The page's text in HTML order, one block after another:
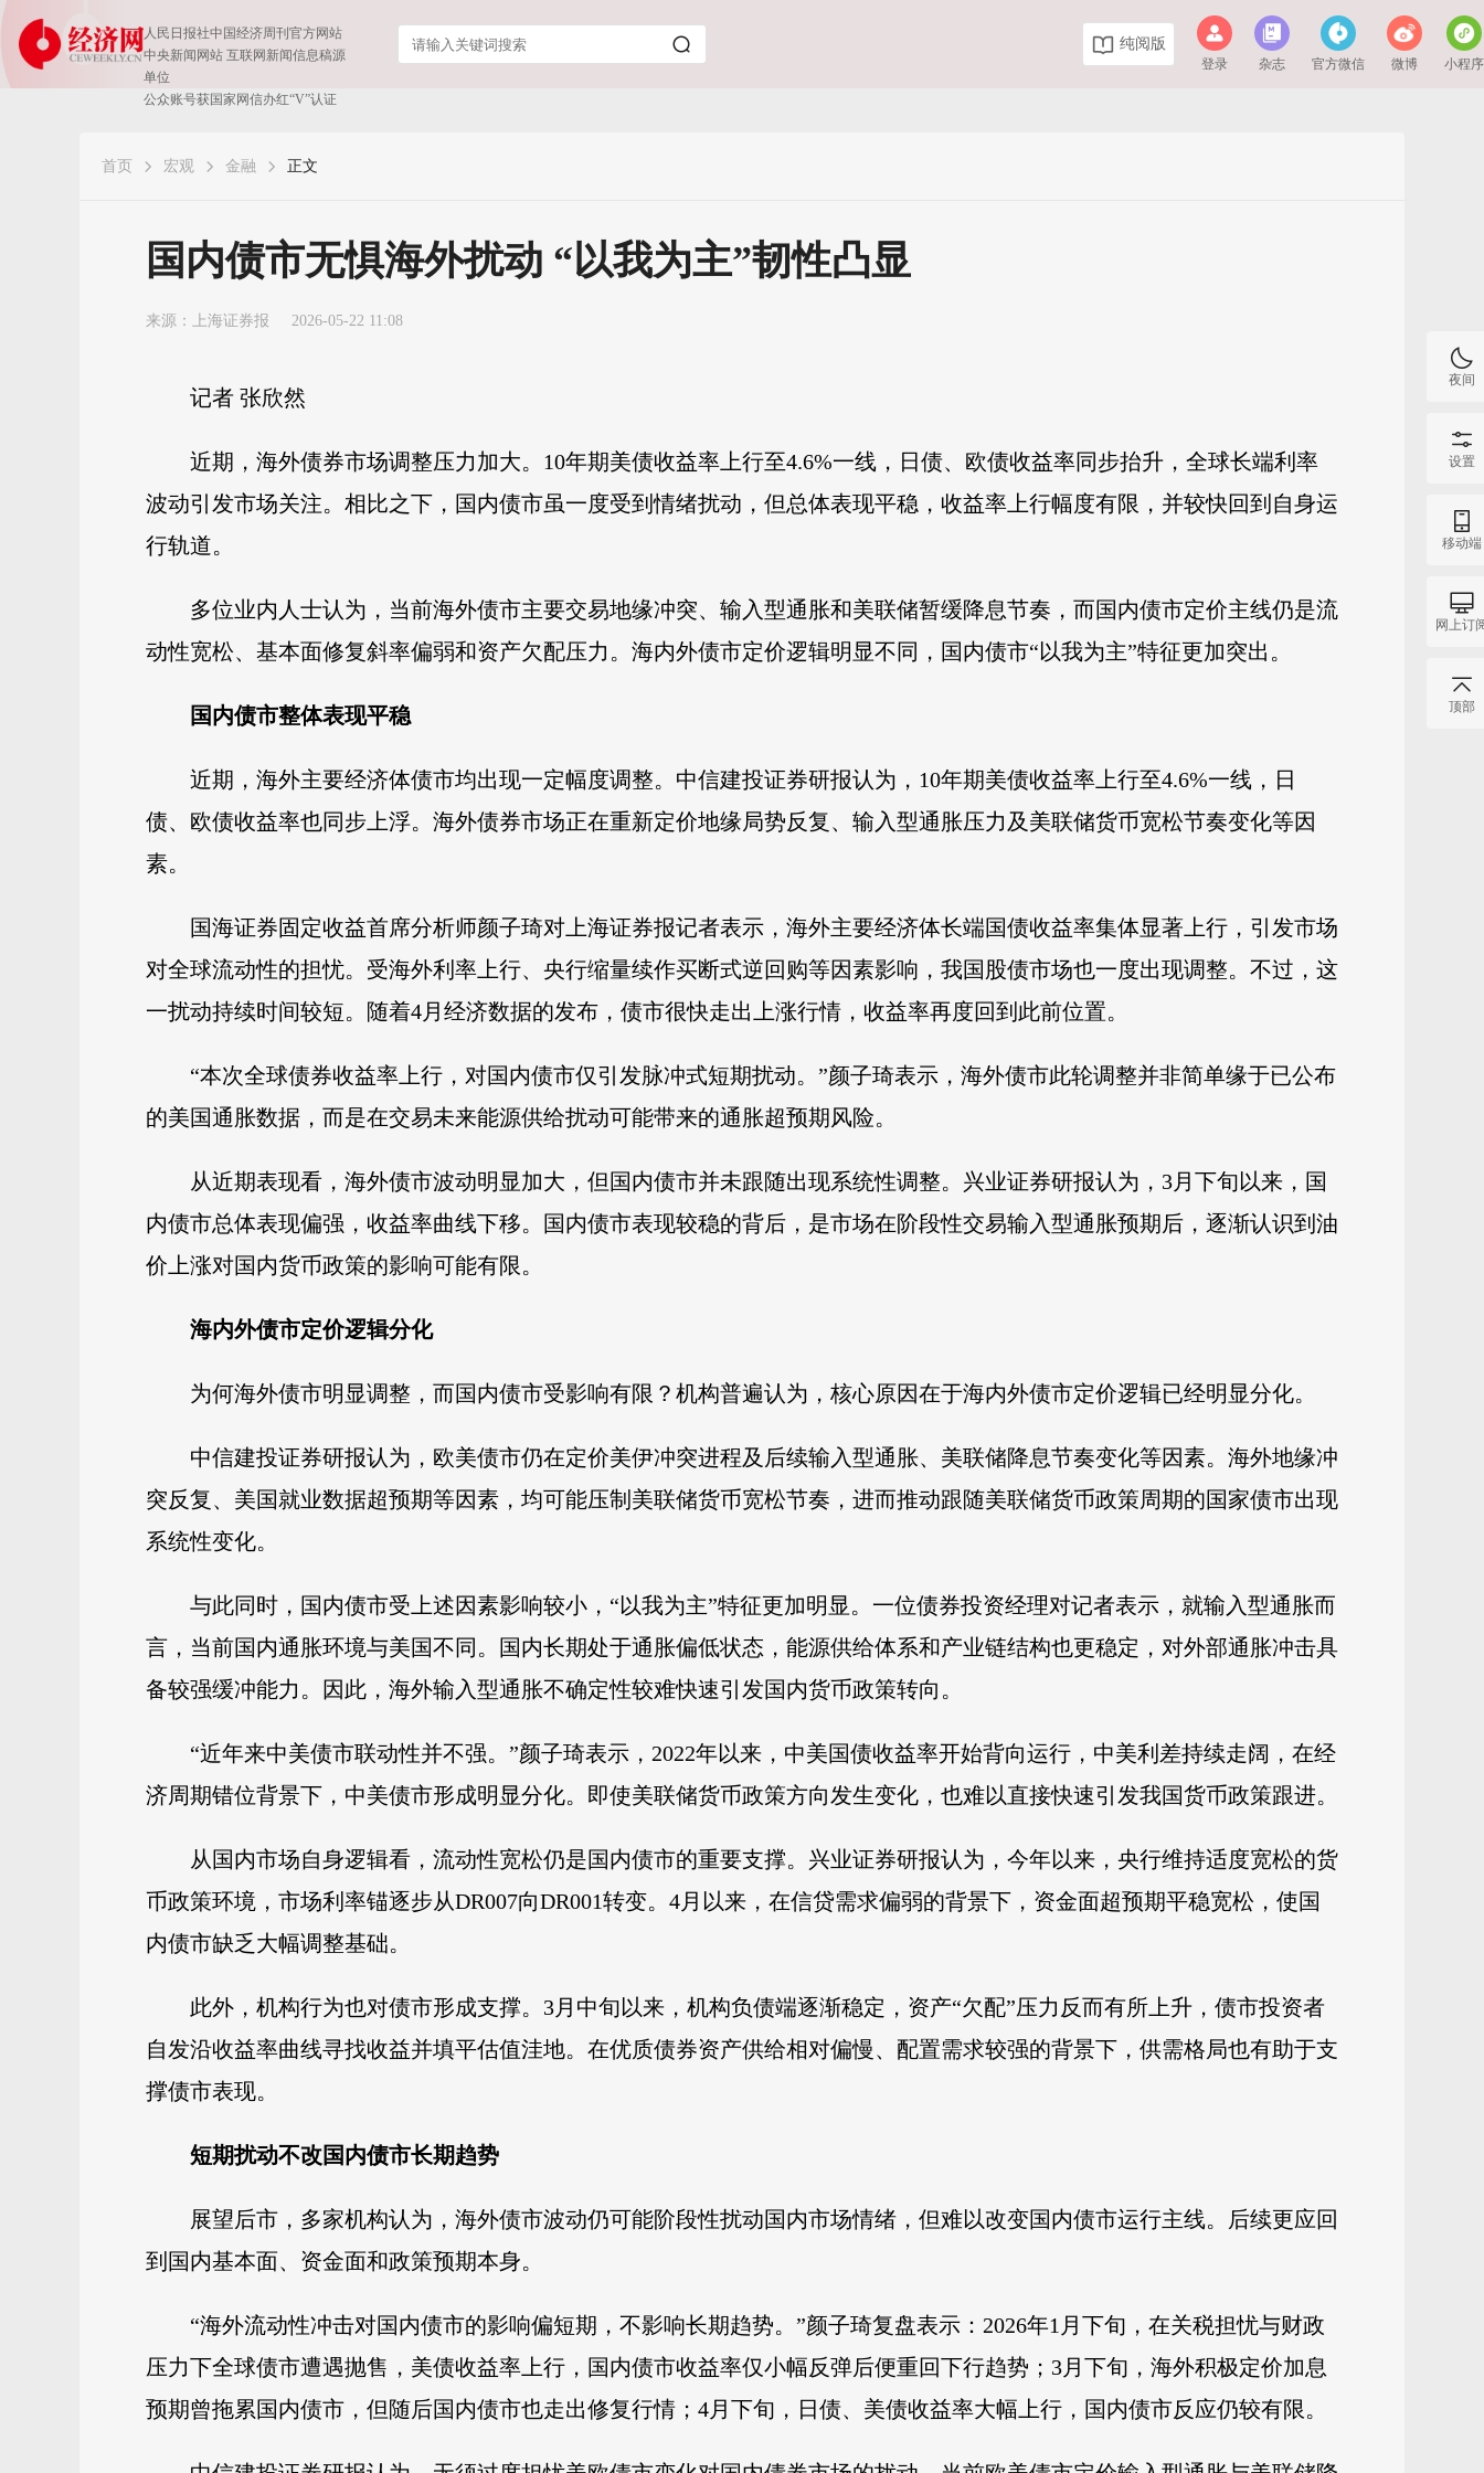
人民日报社中国经济周刊官方网站
中央新闻网站 互联网新闻信息稿源
单位
公众账号获国家网信办红“V”认证
纯阅版
登录 杂志 官方微信 微博 小程序
首页 宏观 金融 正文
国内债市无惧海外扰动 “以我为主”韧性凸显
来源： 上海证券报 2026-05-22 11:08
记者 张欣然
近期，海外债券市场调整压力加大。10年期美债收益率上行至4.6%一线，日债、欧债收益率同步抬升，全球长端利率
波动引发市场关注。相比之下，国内债市虽一度受到情绪扰动，但总体表现平稳，收益率上行幅度有限，并较快回到自身运
行轨道。
多位业内人士认为，当前海外债市主要交易地缘冲突、输入型通胀和美联储暂缓降息节奏，而国内债市定价主线仍是流
动性宽松、基本面修复斜率偏弱和资产欠配压力。海内外债市定价逻辑明显不同，国内债市“以我为主”特征更加突出。
国内债市整体表现平稳
近期，海外主要经济体债市均出现一定幅度调整。中信建投证券研报认为，10年期美债收益率上行至4.6%一线，日
债、欧债收益率也同步上浮。海外债券市场正在重新定价地缘局势反复、输入型通胀压力及美联储货币宽松节奏变化等因
素。
国海证券固定收益首席分析师颜子琦对上海证券报记者表示，海外主要经济体长端国债收益率集体显著上行，引发市场
对全球流动性的担忧。受海外利率上行、央行缩量续作买断式逆回购等因素影响，我国股债市场也一度出现调整。不过，这
一扰动持续时间较短。随着4月经济数据的发布，债市很快走出上涨行情，收益率再度回到此前位置。
“本次全球债券收益率上行，对国内债市仅引发脉冲式短期扰动。”颜子琦表示，海外债市此轮调整并非简单缘于已公布
的美国通胀数据，而是在交易未来能源供给扰动可能带来的通胀超预期风险。
从近期表现看，海外债市波动明显加大，但国内债市并未跟随出现系统性调整。兴业证券研报认为，3月下旬以来，国
内债市总体表现偏强，收益率曲线下移。国内债市表现较稳的背后，是市场在阶段性交易输入型通胀预期后，逐渐认识到油
价上涨对国内货币政策的影响可能有限。
海内外债市定价逻辑分化
为何海外债市明显调整，而国内债市受影响有限？机构普遍认为，核心原因在于海内外债市定价逻辑已经明显分化。
中信建投证券研报认为，欧美债市仍在定价美伊冲突进程及后续输入型通胀、美联储降息节奏变化等因素。海外地缘冲
突反复、美国就业数据超预期等因素，均可能压制美联储货币宽松节奏，进而推动跟随美联储货币政策周期的国家债市出现
系统性变化。
与此同时，国内债市受上述因素影响较小，“以我为主”特征更加明显。一位债券投资经理对记者表示，就输入型通胀而
言，当前国内通胀环境与美国不同。国内长期处于通胀偏低状态，能源供给体系和产业链结构也更稳定，对外部通胀冲击具
备较强缓冲能力。因此，海外输入型通胀不确定性较难快速引发国内货币政策转向。
“近年来中美债市联动性并不强。”颜子琦表示，2022年以来，中美国债收益率开始背向运行，中美利差持续走阔，在经
济周期错位背景下，中美债市形成明显分化。即使美联储货币政策方向发生变化，也难以直接快速引发我国货币政策跟进。
从国内市场自身逻辑看，流动性宽松仍是国内债市的重要支撑。兴业证券研报认为，今年以来，央行维持适度宽松的货
币政策环境，市场利率锚逐步从DR007向DR001转变。4月以来，在信贷需求偏弱的背景下，资金面超预期平稳宽松，使国
内债市缺乏大幅调整基础。
此外，机构行为也对债市形成支撑。3月中旬以来，机构负债端逐渐稳定，资产“欠配”压力反而有所上升，债市投资者
自发沿收益率曲线寻找收益并填平估值洼地。在优质债券资产供给相对偏慢、配置需求较强的背景下，供需格局也有助于支
撑债市表现。
短期扰动不改国内债市长期趋势
展望后市，多家机构认为，海外债市波动仍可能阶段性扰动国内市场情绪，但难以改变国内债市运行主线。后续更应回
到国内基本面、资金面和政策预期本身。
“海外流动性冲击对国内债市的影响偏短期，不影响长期趋势。”颜子琦复盘表示：2026年1月下旬，在关税担忧与财政
压力下全球债市遭遇抛售，美债收益率上行，国内债市收益率仅小幅反弹后便重回下行趋势；3月下旬，海外积极定价加息
预期曾拖累国内债市，但随后国内债市也走出修复行情；4月下旬，日债、美债收益率大幅上行，国内债市反应仍较有限。
夜间
设置
移动端
网上订
顶部